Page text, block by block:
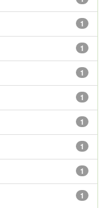
1
1
1
1
1
1
1
1